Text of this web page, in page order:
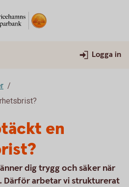
Logga in
en
dig trygg och säker när
Därför arbetar vi strukturerat